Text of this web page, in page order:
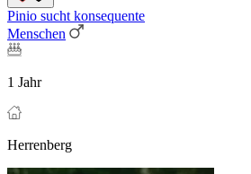
Pinio sucht konsequente
Menschen
1 Jahr
Herrenberg